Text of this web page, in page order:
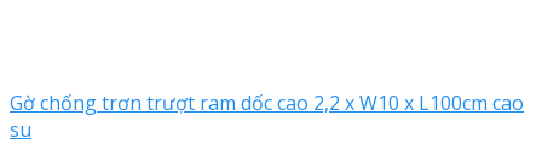
Gờ chống trơn trượt ram dốc cao 2,2 x W10 x L100cm cao
su